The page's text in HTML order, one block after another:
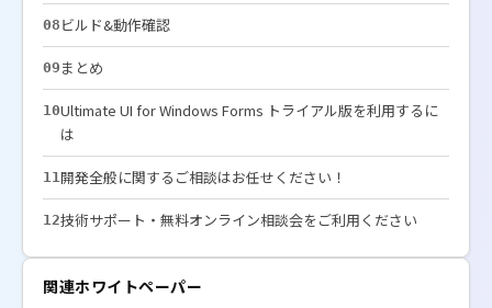
08 ビルド&動作確認
09 まとめ
10Ultimate UI for Windows Forms トライアル版を利用するに
は
11開発全般に関するご相談はお任せください！
12技術サポート・無料オンライン相談会をご利用ください
関連ホワイトペーパー